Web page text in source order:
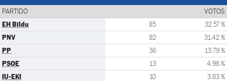
PARTIDO VOTOS
EH Bildu 85 32.57 %
PNV 82 31.42 %
PP 36 13.79 %
PSOE 13 4.98 %
IU-EKI 10 3.83 %